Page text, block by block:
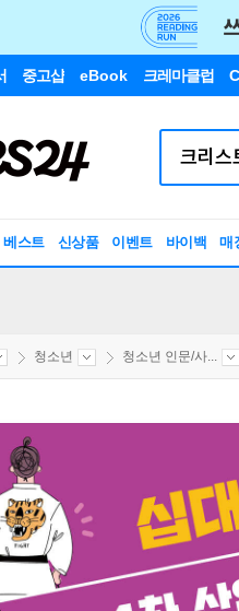
중고샵 eBook 크레마클럽
베스트 신상품 이벤트 바이백 매
청소년 청소년 인문/사...